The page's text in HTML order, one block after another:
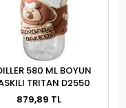
580 ML BOYUN
ASKILI TRITAN D2550
879,89 TL